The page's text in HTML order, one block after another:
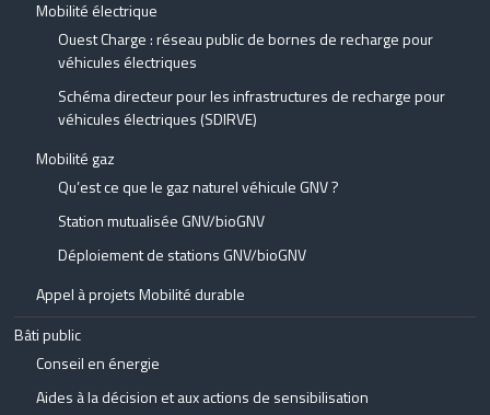
Mobilité électrique
Ouest Charge : réseau public de bornes de recharge pour
véhicules électriques
Schéma directeur pour les infrastructures de recharge pour
véhicules électriques (SDIRVE)
Mobilité gaz
Qu’est ce que le gaz naturel véhicule GNV ?
Station mutualisée GNV/bioGNV
Déploiement de stations GNV/bioGNV
Appel à projets Mobilité durable
Bâti public
Conseil en énergie
Aides à la décision et aux actions de sensibilisation